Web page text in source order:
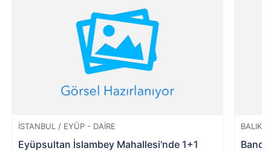
İSTANBUL / EYÜP - DAIRE
Eyüpsultan İslambey Mahallesi'nde 1+1